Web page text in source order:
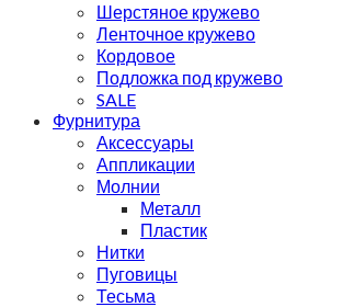
Шерстяное кружево
Ленточное кружево
Кордовое
Подложка под кружево
SALE
Фурнитура
Аксессуары
Аппликации
Молнии
Металл
Пластик
Нитки
Пуговицы
Тесьма